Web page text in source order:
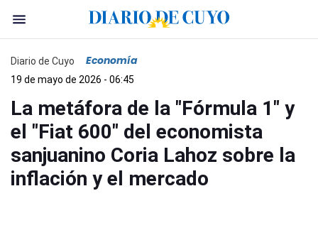
Diario de Cuyo Economía
19 de mayo de 2026 - 06:45
La metáfora de la "Fórmula 1" y
el "Fiat 600" del economista
sanjuanino Coria Lahoz sobre la
inflación y el mercado